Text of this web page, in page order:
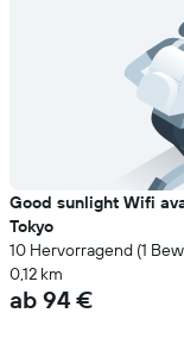
Good sunlight Wifi
Tokyo
10 Hervorragend (1
0,12 km
ab 94 €